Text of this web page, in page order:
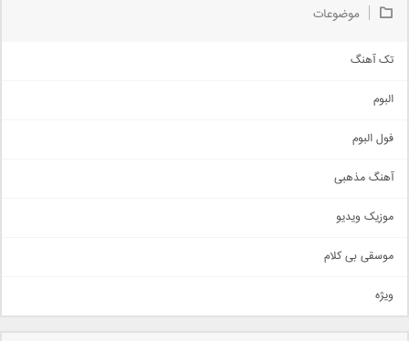
موضوعات
تک آهنگ
اجتماعی
حماسی
سنتی
اهنگ بندرعباسی
دمو
مذهبی
البوم
فول البوم
آهنگ مذهبی
موزیک ویدیو
موسقی بی کلام
ویژه